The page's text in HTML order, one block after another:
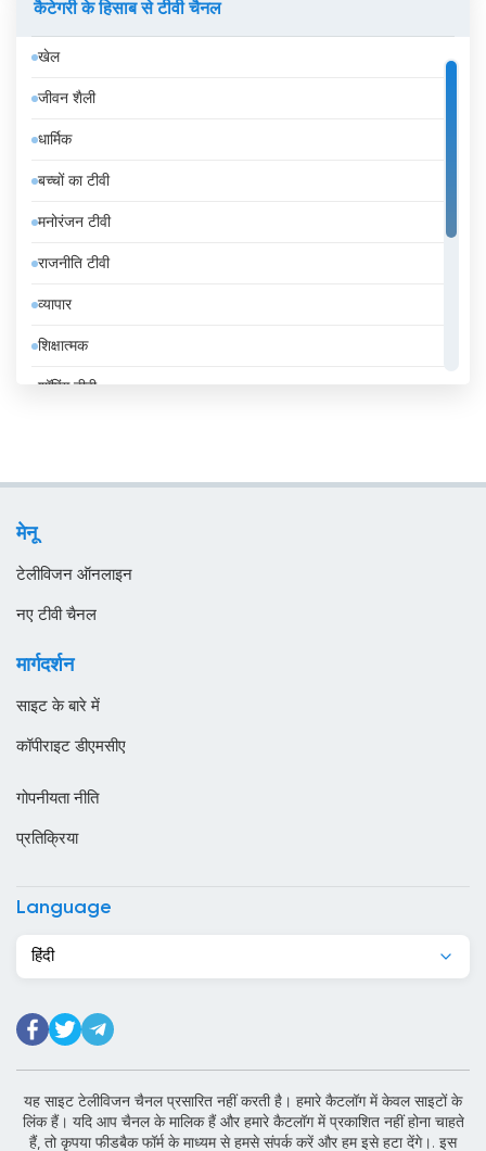
इज़राइल
इटली
इंडोनेशिया
इथियोपिया
इराक
ईरान
उज़्बेकिस्तान
उरुग्वे
ओमान
कांगो
किर्गिज़स्तान
केप वर्ड
कोटे डी आइवर
कोलंबिया
कैटेगरी के हिसाब से टीवी चैनल
खेल
जीवन शैली
धार्मिक
बच्चों का टीवी
मनोरंजन टीवी
राजनीति टीवी
व्यापार
शिक्षात्मक
शॉपिंग टीवी
मेनू
टेलीविजन ऑनलाइन
नए टीवी चैनल
मार्गदर्शन
साइट के बारे में
कॉपीराइट डीएमसीए
गोपनीयता नीति
प्रतिक्रिया
Language
हिंदी
यह साइट टेलीविजन चैनल प्रसारित नहीं करती है। हमारे कैटलॉग में केवल साइटों के
लिंक हैं। यदि आप चैनल के मालिक हैं और हमारे कैटलॉग में प्रकाशित नहीं होना चाहते
हैं, तो कृपया फीडबैक फॉर्म के माध्यम से हमसे संपर्क करें और हम इसे हटा देंगे।. इस